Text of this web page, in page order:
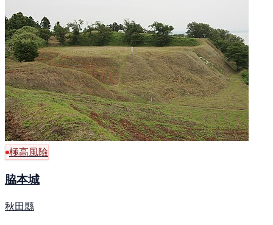
極高風險
脇本城
秋田縣